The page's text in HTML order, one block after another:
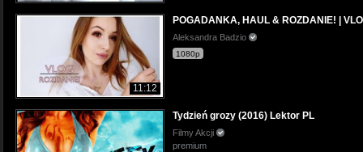
11:12
POGADANKA, HAUL & ROZDANIE! |
Aleksandra Badzio
1080p
Tydzień grozy (2016) Lektor PL
Filmy Akcji
premium